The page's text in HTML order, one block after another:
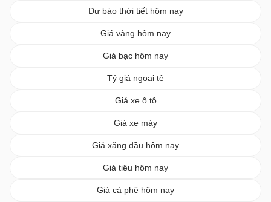
Dự báo thời tiết hôm nay
Giá vàng hôm nay
Giá bạc hôm nay
Tỷ giá ngoại tệ
Giá xe ô tô
Giá xe máy
Giá xăng dầu hôm nay
Giá tiêu hôm nay
Giá cà phê hôm nay